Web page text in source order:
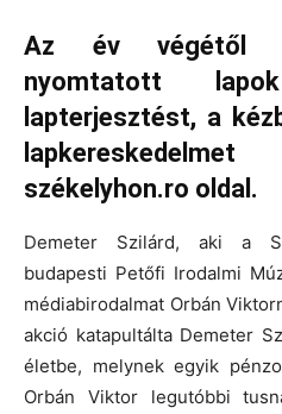
Az év végétől
nyomtatott
lapterjesztést, a
székelyhon.ro oldal.
Demeter Szilárd, aki a
budapesti Petőfi Irodalmi
médiabirodalmat Orbán
akció katapultálta Demeter
életbe, melynek egyik
Orbán Viktor legutóbbi